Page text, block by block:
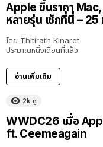
Apple ขึ้นราคา
หลายรุ่น เช็กที่นี่ –
โดย Thitirath Kinaret
ประมาณหนึ่งเดือนที่แล้ว
อ่านเพิ่มเติม
2k ดู
WWDC26 เมื่อ
ft. Ceemeagain